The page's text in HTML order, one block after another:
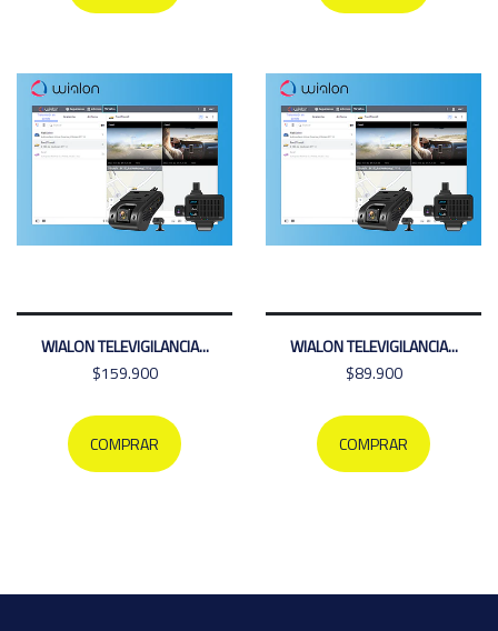
WIALON TELEVIGILANCIA...
$159.900
COMPRAR
WIALON TELEVIGILANCIA...
$89.900
COMPRAR